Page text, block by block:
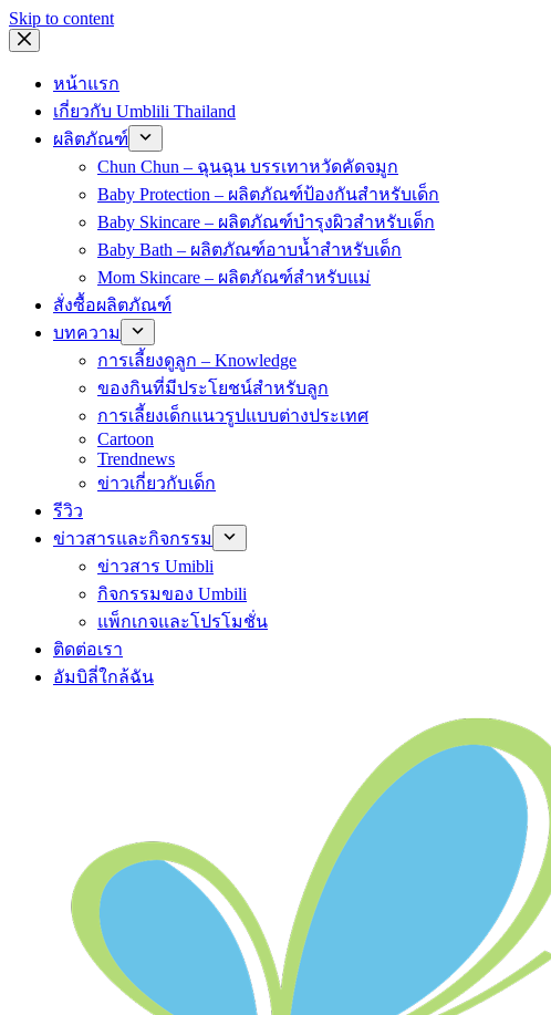
Skip to content
หน้าแรก
เกี่ยวกับ Umblili Thailand
ผลิตภัณฑ์
Chun Chun – ฉุนฉุน บรรเทาหวัดคัดจมูก
Baby Protection – ผลิตภัณฑ์ป้องกันสำหรับเด็ก
Baby Skincare – ผลิตภัณฑ์บำรุงผิวสำหรับเด็ก
Baby Bath – ผลิตภัณฑ์อาบน้ำสำหรับเด็ก
Mom Skincare – ผลิตภัณฑ์สำหรับแม่
สั่งซื้อผลิตภัณฑ์
บทความ
การเลี้ยงดูลูก – Knowledge
ของกินที่มีประโยชน์สำหรับลูก
การเลี้ยงเด็กแนวรูปแบบต่างประเทศ
Cartoon
Trendnews
ข่าวเกี่ยวกับเด็ก
รีวิว
ข่าวสารและกิจกรรม
ข่าวสาร Umibli
กิจกรรมของ Umbili
แพ็กเกจและโปรโมชั่น
ติดต่อเรา
อัมบิลี่ใกล้ฉัน